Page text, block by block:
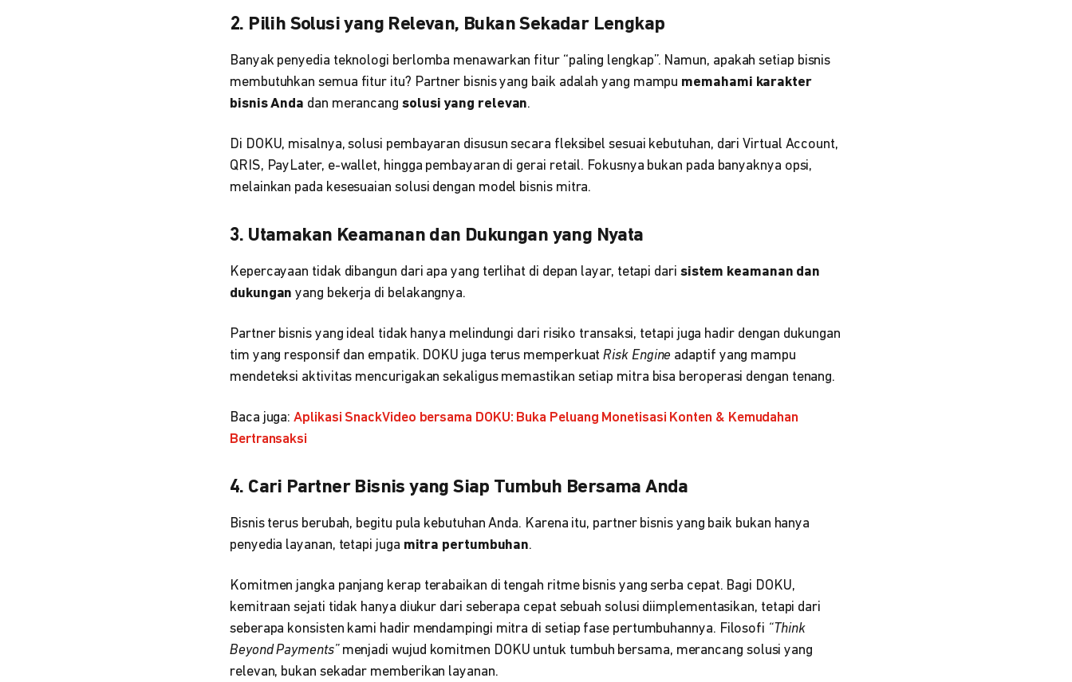
2. Pilih Solusi yang Relevan, Bukan Sekadar Lengkap
Banyak penyedia teknologi berlomba menawarkan fitur “paling lengkap”. Namun, apakah setiap bisnis
membutuhkan semua fitur itu? Partner bisnis yang baik adalah yang mampu memahami karakter
bisnis Anda dan merancang solusi yang relevan.
Di DOKU, misalnya, solusi pembayaran disusun secara fleksibel sesuai kebutuhan, dari Virtual Account,
QRIS, PayLater, e-wallet, hingga pembayaran di gerai retail. Fokusnya bukan pada banyaknya opsi,
melainkan pada kesesuaian solusi dengan model bisnis mitra.
3. Utamakan Keamanan dan Dukungan yang Nyata
Kepercayaan tidak dibangun dari apa yang terlihat di depan layar, tetapi dari sistem keamanan dan
dukungan yang bekerja di belakangnya.
Partner bisnis yang ideal tidak hanya melindungi dari risiko transaksi, tetapi juga hadir dengan dukungan
tim yang responsif dan empatik. DOKU juga terus memperkuatRisk Engine adaptif yang mampu
mendeteksi aktivitas mencurigakan sekaligus memastikan setiap mitra bisa beroperasi dengan tenang.
Baca juga:Aplikasi SnackVideo bersama DOKU: Buka Peluang Monetisasi Konten & Kemudahan
Bertransaksi
4. Cari Partner Bisnis yang Siap Tumbuh Bersama Anda
Bisnis terus berubah, begitu pula kebutuhan Anda. Karena itu, partner bisnis yang baik bukan hanya
penyedia layanan, tetapi juga mitra pertumbuhan.
Komitmen jangka panjang kerap terabaikan di tengah ritme bisnis yang serba cepat. Bagi DOKU,
kemitraan sejati tidak hanya diukur dari seberapa cepat sebuah solusi diimplementasikan, tetapi dari
seberapa konsisten kami hadir mendampingi mitra di setiap fase pertumbuhannya. Filosofi “Think
Beyond Payments”menjadi wujud komitmen DOKU untuk tumbuh bersama, merancang solusi yang
relevan, bukan sekadar memberikan layanan.